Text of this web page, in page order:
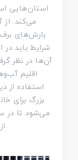
استان‌هایی
می‌کند. از
بارش‌های
شرایط باید
آن‌ها در نظر
اقلیم
استفاده از
بزرگ برای
می‌شود تا در